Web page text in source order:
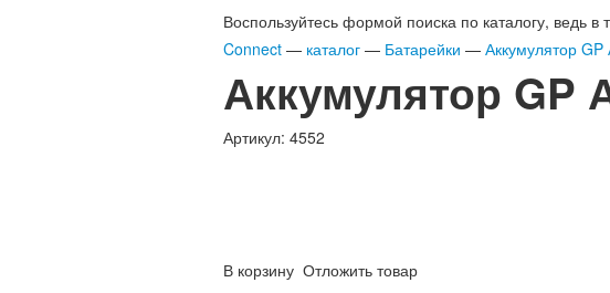
Воспользуйтесь формой поиска по каталогу, ведь в
Connect — каталог — Батарейки — Аккумулятор
Аккумулятор GP
Артикул: 4552
В корзину Отложить товар